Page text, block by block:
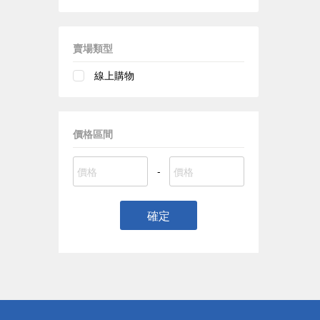
賣場類型
線上購物
價格區間
-
確定
詐騙網頁！